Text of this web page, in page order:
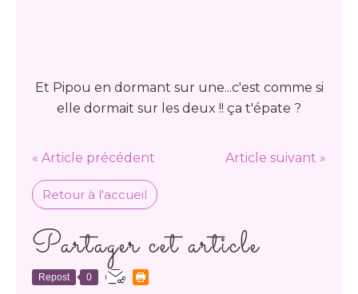
Et Pipou en dormant sur une...c'est comme si
elle dormait sur les deux !! ça t'épate ?
« Article précédent Article suivant »
Retour à l'accueil
Partager cet article
Repost 0